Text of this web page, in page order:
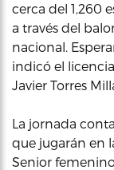
cerca del 1,260
a través del
nacional.
indicó el
Javier Torres
La jornada
que jugarán en
Senior